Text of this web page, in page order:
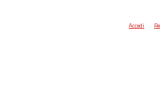
Accedi